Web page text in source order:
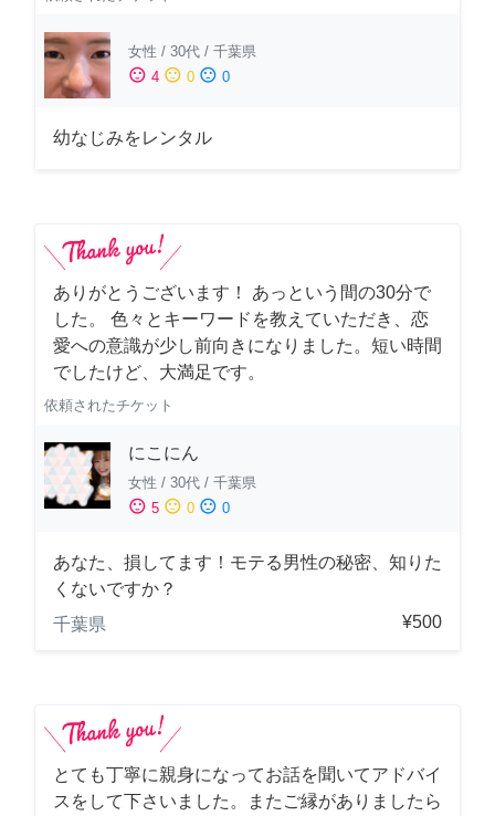
女性 / 30代 / 千葉県
sentiment_satisfied 4 sentiment_neutral 0 sentiment_dissatisfied 0
幼なじみをレンタル
ありがとうございます！ あっという間の30分で
した。 色々とキーワードを教えていただき、恋
愛への意識が少し前向きになりました。短い時間
でしたけど、大満足です。
依頼されたチケット
にこにん
女性 / 30代 / 千葉県
sentiment_satisfied 5 sentiment_neutral 0 sentiment_dissatisfied 0
あなた、損してます！モテる男性の秘密、知りた
くないですか？
千葉県
¥500
とても丁寧に親身になってお話を聞いてアドバイ
スをして下さいました。またご縁がありましたら